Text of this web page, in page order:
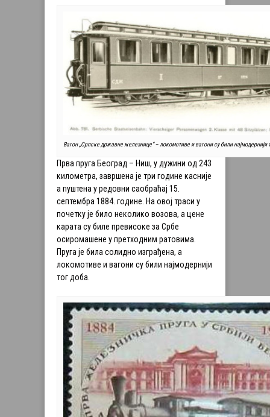
Вагон „Српске државне железнице“ – локомотиве и вагони су били најмодернији
Прва пруга Београд – Ниш, у дужини од 243
километра, завршена је три године касније
а пуштена у редовни саобраћај 15.
септембра 1884. године. На овој траси у
почетку је било неколико возова, а цене
карата су биле превисоке за Србе
осиромашене у претходним ратовима.
Пруга је била солидно изграђена, а
локомотиве и вагони су били најмодернији
тог доба.